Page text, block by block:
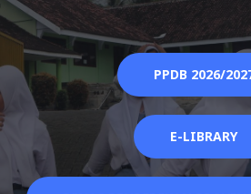
PPDB 2026/
E-LIBRARY